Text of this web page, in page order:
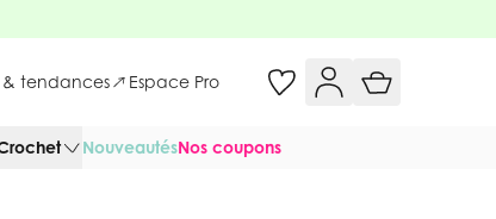
& tendances Espace Pro
NouveautésNos coupons